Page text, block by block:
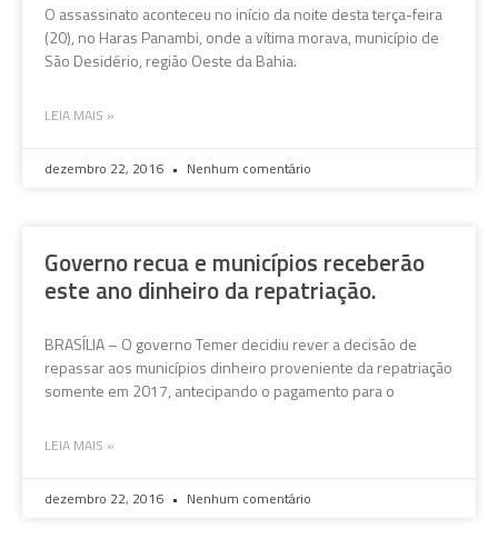
O assassinato aconteceu no início da noite desta terça-feira
(20), no Haras Panambi, onde a vítima morava, município de
São Desidério, região Oeste da Bahia.
LEIA MAIS »
dezembro 22, 2016 Nenhum comentário
Governo recua e municípios receberão
este ano dinheiro da repatriação.
BRASÍLIA – O governo Temer decidiu rever a decisão de
repassar aos municípios dinheiro proveniente da repatriação
somente em 2017, antecipando o pagamento para o
LEIA MAIS »
dezembro 22, 2016 Nenhum comentário